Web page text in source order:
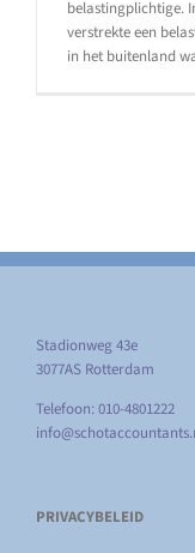
belastingplichtige.
verstrekte een
in het buitenland
Stadionweg 43e
3077AS Rotterdam
Telefoon: 010-4801222
PRIVACYBELEID